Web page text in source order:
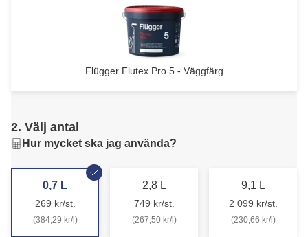
Flügger Flutex Pro 5 - Väggfärg
2. Välj antal
Hur mycket ska jag använda?
0,7 L
269 kr/st.
(384,29 kr/l)
2,8 L
749 kr/st.
(267,50 kr/l)
9,1 L
2 099 kr/st.
(230,66 kr/l)